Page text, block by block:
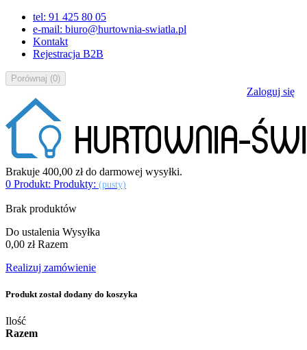
tel: 91 425 80 05
e-mail: biuro@hurtownia-swiatla.pl
Kontakt
Rejestracja B2B
Porównaj (0)
Zaloguj się
Brakuje 400,00 złdo darmowej wysyłki.
0 Produkt: Produkty: (pusty)
Brak produktów
Do ustalenia Wysyłka
0,00 zł Razem
Realizuj zamówienie
Produkt został dodany do koszyka
Ilość
Razem